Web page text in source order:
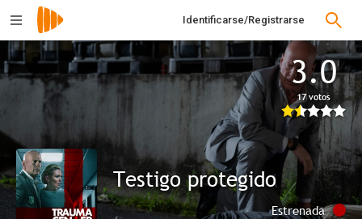
Identificarse/Registrarse
3.0
17 votos
Testigo protegido
Estrenada